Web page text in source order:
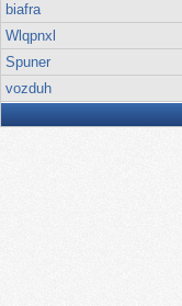
biafra
Wlqpnxl
Spuner
vozduh